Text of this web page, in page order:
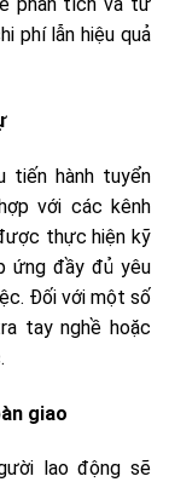
phí lẫn hiệu quả
tiến hành tuyển
với các kênh
thực hiện kỹ
ứng đầy đủ yêu
Đối với một số
tay nghề hoặc
giao
lao động sẽ